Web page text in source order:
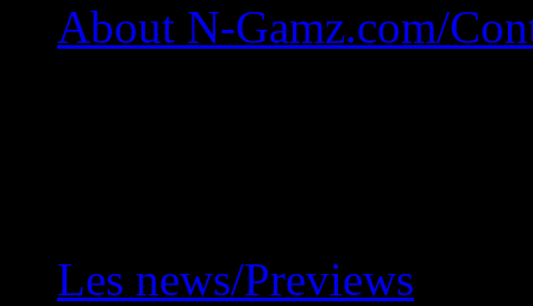
About N-Gamz.com/
Les news/Previews